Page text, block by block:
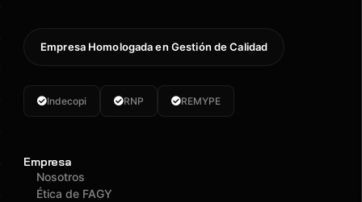
Empresa Homologada en Gestión de Calidad
Indecopi RNP REMYPE
Empresa
Nosotros
Ética de FAGY